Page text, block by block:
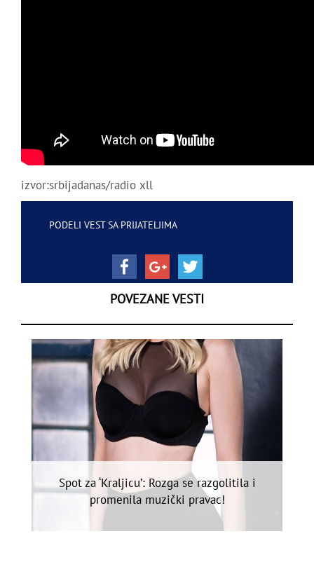
izvor:srbijadanas/radio xll
PODELI VEST SA PRIJATELJIMA
POVEZANE VESTI
Spot za ‘Kraljicu’: Rozga se razgolitila i
promenila muzički pravac!